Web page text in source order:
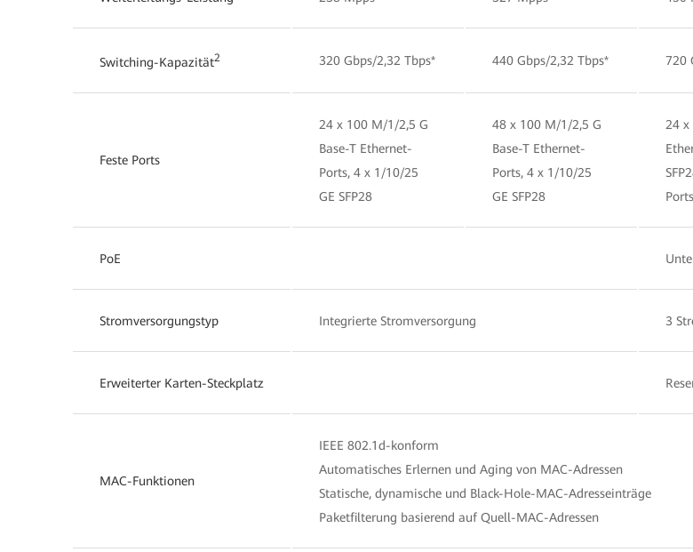
Switching-Kapazität2 320 Gbps/2,32 Tbps* 440 Gbps/2,32 Tbps* 720
Feste Ports
24 x 100 M/1/2,5 G
Base-T Ethernet-
Ports, 4 x 1/10/25
GE SFP28
48 x 100 M/1/2,5 G
Base-T Ethernet-
Ports, 4 x 1/10/25
GE SFP28
24 x
Ports
PoE
Stromversorgungstyp Integrierte Stromversorgung 3
Erweiterter Karten-Steckplatz
MAC-Funktionen
IEEE 802.1d-konform
Automatisches Erlernen und Aging von MAC-Adressen
Statische, dynamische und Black-Hole-MAC-Adresseinträge
Paketfilterung basierend auf Quell-MAC-Adressen